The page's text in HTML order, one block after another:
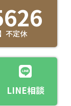
不定休
LINE相談